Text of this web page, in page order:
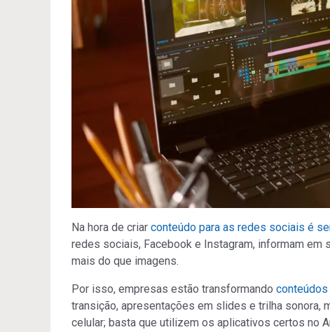
Na hora de criar conteúdo para as redes sociais é
redes sociais, Facebook e Instagram, informam
mais do que imagens.
Por isso, empresas estão transformando
transição, apresentações em slides e trilha sonora,
celular; basta que utilizem os aplicativos certos no